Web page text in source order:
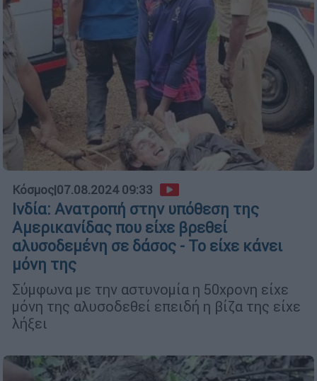
Κόσμος|07.08.2024 09:33
Ινδία: Ανατροπή στην υπόθεση της
Αμερικανίδας που είχε βρεθεί
αλυσοδεμένη σε δάσος - Το είχε κάνει
μόνη της
Σύμφωνα με την αστυνομία η 50χρονη είχε
μόνη της αλυσοδεθεί επειδή η βίζα της είχε
λήξει